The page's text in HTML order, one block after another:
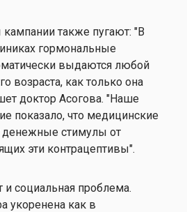
также пугают: "В
гормональные
выдаются любой
возраста, как только она
доктор Асогова. "Наше
показало, что медицинские
денежные стимулы от
эти контрацептивы".
и социальная проблема.
укоренена как в